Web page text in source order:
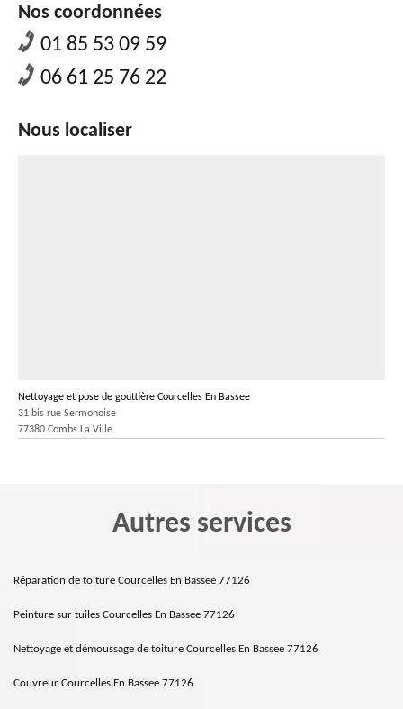
Nos coordonnées
01 85 53 09 59
06 61 25 76 22
Nous localiser
Nettoyage et pose de gouttière Courcelles En Bassee
31 bis rue Sermonoise
77380 Combs La Ville
Autres services
Réparation de toiture Courcelles En Bassee 77126
Peinture sur tuiles Courcelles En Bassee 77126
Nettoyage et démoussage de toiture Courcelles En Bassee 77126
Couvreur Courcelles En Bassee 77126